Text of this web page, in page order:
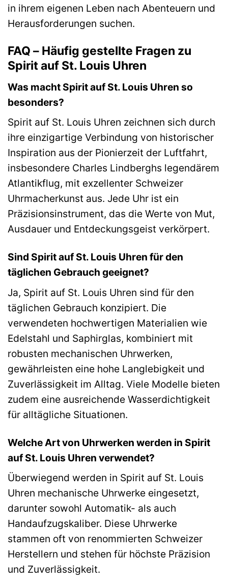
in ihrem eigenen Leben nach Abenteuern und
Herausforderungen suchen.
FAQ – Häufig gestellte Fragen zu
Spirit auf St. Louis Uhren
Was macht Spirit auf St. Louis Uhren so
besonders?
Spirit auf St. Louis Uhren zeichnen sich durch
ihre einzigartige Verbindung von historischer
Inspiration aus der Pionierzeit der Luftfahrt,
insbesondere Charles Lindberghs legendärem
Atlantikflug, mit exzellenter Schweizer
Uhrmacherkunst aus. Jede Uhr ist ein
Präzisionsinstrument, das die Werte von Mut,
Ausdauer und Entdeckungsgeist verkörpert.
Sind Spirit auf St. Louis Uhren für den
täglichen Gebrauch geeignet?
Ja, Spirit auf St. Louis Uhren sind für den
täglichen Gebrauch konzipiert. Die
verwendeten hochwertigen Materialien wie
Edelstahl und Saphirglas, kombiniert mit
robusten mechanischen Uhrwerken,
gewährleisten eine hohe Langlebigkeit und
Zuverlässigkeit im Alltag. Viele Modelle bieten
zudem eine ausreichende Wasserdichtigkeit
für alltägliche Situationen.
Welche Art von Uhrwerken werden in Spirit
auf St. Louis Uhren verwendet?
Überwiegend werden in Spirit auf St. Louis
Uhren mechanische Uhrwerke eingesetzt,
darunter sowohl Automatik- als auch
Handaufzugskaliber. Diese Uhrwerke
stammen oft von renommierten Schweizer
Herstellern und stehen für höchste Präzision
und Zuverlässigkeit.